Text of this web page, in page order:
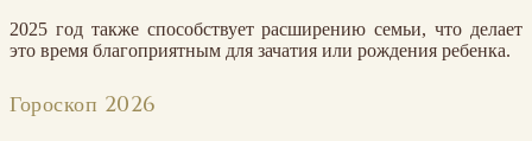
2025 год также способствует расширению семьи, что делает
это время благоприятным для зачатия или рождения ребенка.
Гороскоп 2026